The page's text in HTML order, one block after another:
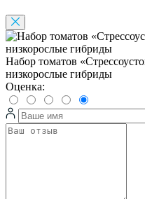
Набор томатов
низкорослые гибриды
Оценка: